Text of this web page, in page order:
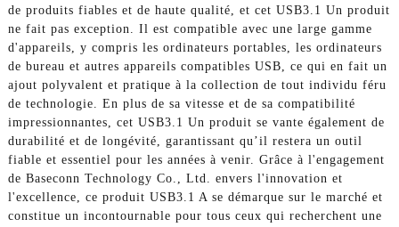
de produits fiables et de haute qualité, et cet USB3.1 Un produit
ne fait pas exception. Il est compatible avec une large gamme
d'appareils, y compris les ordinateurs portables, les ordinateurs
de bureau et autres appareils compatibles USB, ce qui en fait un
ajout polyvalent et pratique à la collection de tout individu féru
de technologie. En plus de sa vitesse et de sa compatibilité
impressionnantes, cet USB3.1 Un produit se vante également de
durabilité et de longévité, garantissant qu’il restera un outil
fiable et essentiel pour les années à venir. Grâce à l'engagement
de Baseconn Technology Co., Ltd. envers l'innovation et
l'excellence, ce produit USB3.1 A se démarque sur le marché et
constitue un incontournable pour tous ceux qui recherchent une